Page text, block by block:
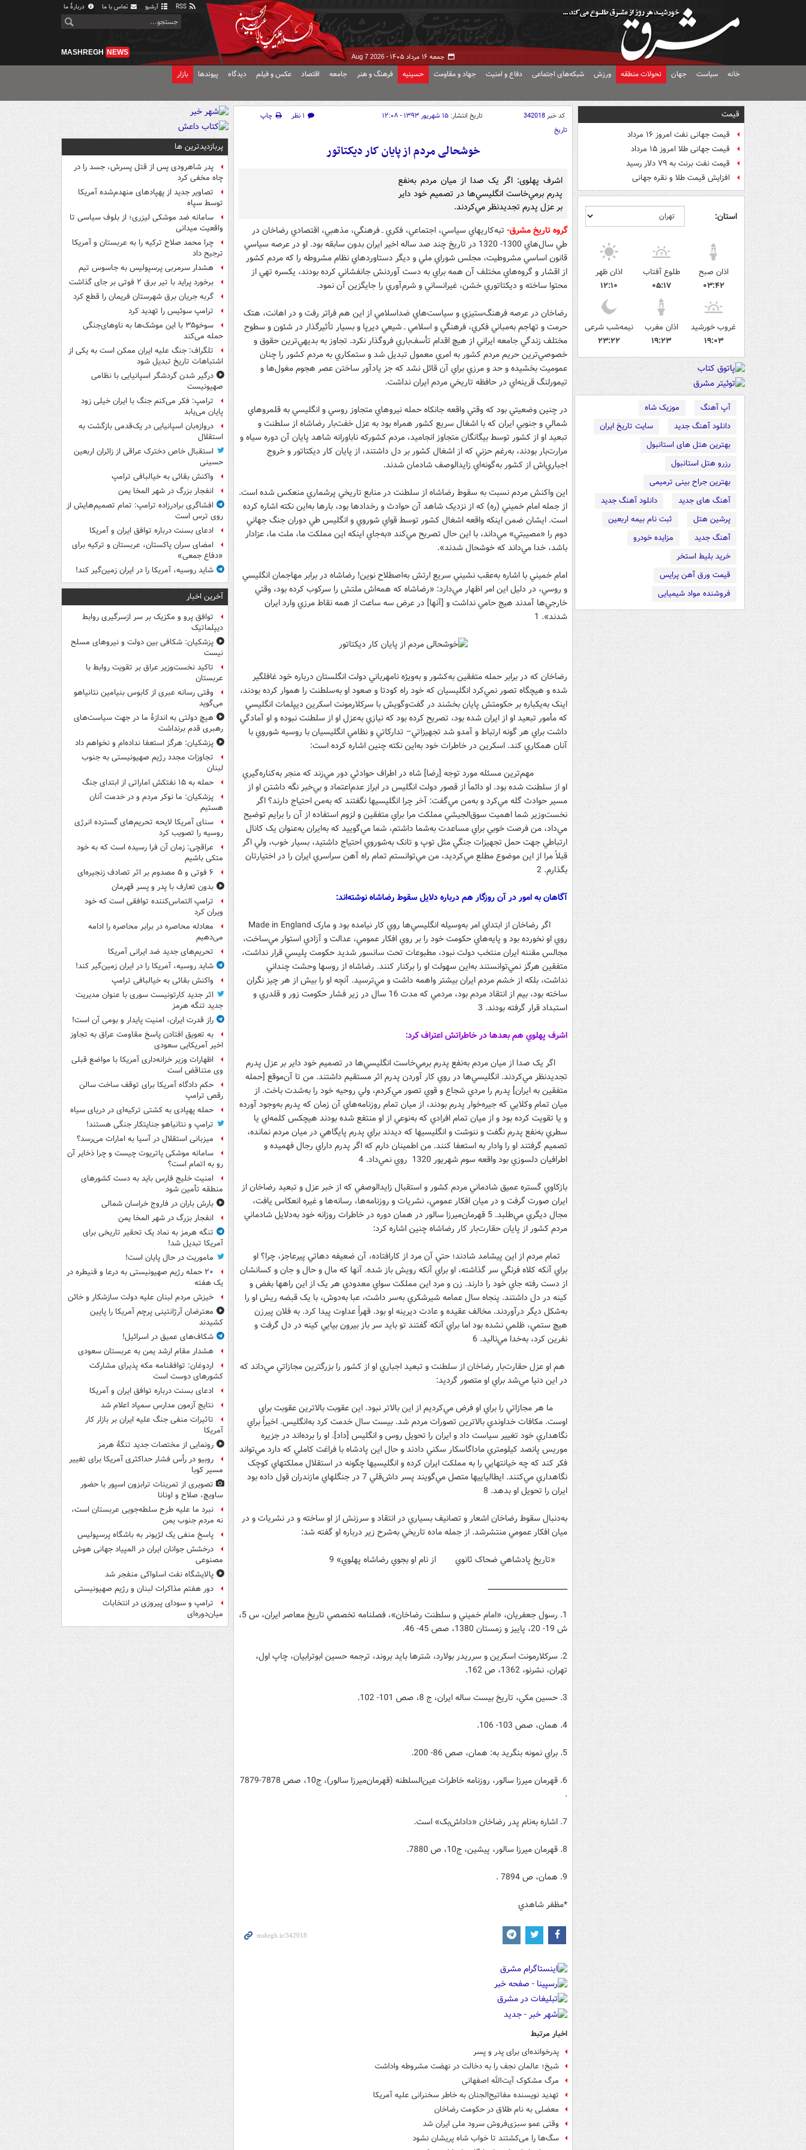
آرشیو تماس با ما دربارهٔ ما
جمعه ۱۶ مرداد ۱۴۰۵ - Aug 7 2026
MASHREGH NEWS
خانه سیاست جهان تحولات منطقه ورزش شبکه‌های اجتماعی دفاع و امنیت جهاد و مقاومت حسینیه فرهنگ و هنر جامعه اقتصاد عکس و فیلم دیدگاه پیوندها بازار
قیمت
قیمت جهانی نفت امروز ۱۶ مرداد
قیمت جهانی طلا امروز ۱۵ مرداد
قیمت نفت برنت به ۷۹ دلار رسید
افزایش قیمت طلا و نقره جهانی
استان:
اذان صبح
۰۳:۴۲
طلوع آفتاب
۰۵:۱۷
اذان ظهر
۱۲:۱۰
غروب خورشید
۱۹:۰۳
اذان مغرب
۱۹:۲۳
نیمه‌شب شرعی
۲۳:۲۲
آپ آهنگ
موزیک شاه
دانلود آهنگ جدید
سایت تاریخ ایران
بهترین هتل های استانبول
رزرو هتل استانبول
بهترین جراح بینی ترمیمی
آهنگ های جدید
دانلود آهنگ جدید
پرشین هتل
ثبت نام بیمه اربعین
آهنگ جدید
مزایده خودرو
خرید بلیط استخر
قیمت ورق آهن پرایس
فروشنده مواد شیمیایی
کد خبر342018 تاریخ انتشار: ۱۵ شهریور ۱۳۹۳ - ۱۲:۰۸ ۱ نظر
چاپ
تاریخ
خوشحالی مردم از پایان کار دیکتاتور
اشرف پهلوی: اگر يک صدا از ميان مردم به‌نفع
پدرم برمي‌خاست انگليسي‌ها در تصميم خود داير
بر عزل پدرم تجديدنظر مي‌کردند.
گروه تاریخ مشرق- تبه‌کاريهاي سياسي، اجتماعي، فکري ـ فرهنگي، مذهبي، اقتصادي رضاخان در
طي سال‌هاي 1300- 1320 در تاريخ چند صد ساله اخير ايران بدون‌ سابقه بود. او در عرصه سياسي
قانون اساسي مشروطيت، مجلس شوراي ملي و ديگر دستاوردهاي نظام مشروطه را که مردم کشور
از اقشار و گروه‌هاي مختلف آن‌ همه براي به‌ دست آوردنش جانفشاني کرده بودند، يکسره تهي از
محتوا ساخته و ديکتاتوري خشن، غيرانساني و شرم‌آوري را جايگزين آن نمود.
رضاخان در عرصه‌ فرهنگ‌ستيزي و سياست‌هاي ضداسلامي از اين هم فراتر رفت و در اهانت، هتک
حرمت و تهاجم به‌مباني فکري، فرهنگي و اسلامي ـ شيعي ديرپا و بسيار تأثيرگذار در شئون و سطوح
مختلف زندگي جامعه ايراني از هيچ اقدام تأسف‌باري فروگذار نکرد. تجاوز به‌ بديهي‌ترين حقوق و
خصوصي‌ترين حريم مردم کشور به‌ امري معمول تبديل شد و ستمکاري به‌ مردم کشور را چنان
عموميت بخشيده و حد و مرزي براي آن قائل نشد که جز يادآور ساختن عصر هجوم مغول‌ها و
تيمورلنگ قرينه‌اي در حافظه‌ تاريخي مردم ايران نداشت.
در چنين وضعيتي بود که وقتي واقعه جانکاه حمله نيروهاي متجاوز روسي و انگليسي به ‌قلمروهاي
شمالي و جنوبي ايران که با اشغال سريع کشور همراه بود به‌ عزل خفت‌بار رضاشاه از سلطنت و
تبعيد او از کشور توسط بيگانگان متجاوز انجاميد، مردم کشورکه ناباورانه شاهد پايان آن دوره سياه و
مرارت‌بار بودند، به‌رغم حزني که از اشغال کشور بر دل داشتند، از پايان کار ديکتاتور و خروج
اجباري‌اش از کشور به‌گونه‌اي زايدالوصف شادمان شدند.
اين واکنش مردم نسبت به‌ سقوط رضاشاه از سلطنت در منابع تاريخي پرشماري منعکس شده است.
از جمله امام خميني (ره) که از نزديک شاهد آن حوادث و رخدادها بود، بارها به‌اين نکته اشاره کرده
است. ايشان ضمن اينکه واقعه اشغال کشور توسط قواي شوروي و انگليس طي دوران جنگ جهاني
دوم را «مصيبتي» مي‌داند، با اين حال تصريح مي‌کند «به‌جاي اينکه اين مملکت ما، ملت ما، عزادار
باشد، خدا مي‌داند که خوشحال شدند».
امام خميني با اشاره به‌عقب نشيني سريع ارتش به‌اصطلاح نوين! رضاشاه در برابر مهاجمان انگليسي
و روسي، در دليل اين امر اظهار مي‌دارد: «رضاشاه که همه‌اش ملتش را سرکوب کرده بود، وقتي
خارجي‌ها آمدند هيج حامي نداشت و [آنها] در عرض سه ساعت از همه نقاط مرزي وارد ايران
شدند». 1
رضاخان که در برابر حمله‌ متفقين به‌کشور و به‌ويژه نامهرباني دولت انگلستان درباره خود غافلگير
شده و هيچگاه تصور نمي‌کرد انگليسيان که خود راه کودتا و صعود او به‌سلطنت را هموار کرده بودند،
اينک به‌يکباره بر حکومتش پايان بخشند در گفت‌وگويش با سرکلارمونت اسکرين ديپلمات انگليسي
که مأمور تبعيد او از ايران شده بود، تصريح کرده بود که نيازي به‌عزل او از سلطنت نبوده و او آمادگي
داشت براي هر گونه ارتباط و آمدو شد تجهيزاتي– تدارکاتي و نظامي انگليسيان با روسيه شوروي با
آنان همکاري کند. اسکرين در خاطرات خود به‌اين نکته چنين اشاره کرده است:
مهم‌ترين مسئله مورد توجه [رضا] شاه در اطراف حوادثي دور مي‌زند که منجر به‌کناره‌گيري
او از سلطنت شده بود. او دائماً از قصور دولت انگليس در ابراز عدم‌اعتماد و بي‌خبر نگه داشتن او از
مسير حوادث گله مي‌کرد و به‌من مي‌گفت: آخر چرا انگليسيها نگفتند که به‌من احتياج دارند؟ اگر
نخست‌وزير شما اهميت سوق‌الجيشي مملکت مرا براي متفقين و لزوم استفاده از آن‌ را برايم توضيح
مي‌داد، من فرصت خوبي براي مساعدت به‌شما داشتم، شما مي‌گوييد که به‌ايران به‌عنوان يک کانال
ارتباطي جهت حمل تجهيزات جنگي مثل توپ و تانک به‌شوروي احتياج داشتيد، بسيار خوب، ولي اگر
قبلاً مرا از اين موضوع مطلع مي‌کرديد، من مي‌توانستم تمام راه‌ آهن سراسري ايران را در اختيارتان
بگذارم. 2
آگاهان به امور در آن روزگار هم درباره دلايل سقوط رضاشاه نوشته‌اند:
اگر رضاخان از ابتداي امر به‌وسيله انگليسي‌ها روي کار نيامده بود و مارک Made in England
روي او نخورده بود و پايه‌هاي حکومت خود را بر روي افکار عمومي، عدالت و آزادي استوار مي‌ساخت،
مجالس مقننه ايران منتخب دولت نبود، مطبوعات تحت سانسور شديد حکومت پليسي قرار نداشت،
متفقين هرگز نمي‌توانستند به‌اين سهولت او را برکنار کنند. رضاشاه از روسها وحشت چنداني
نداشت، بلکه از خشم مردم ايران بيشتر واهمه داشت و مي‌ترسيد. آنچه او را بيش از هر چيز نگران
ساخته بود، بيم از انتقاد مردم بود، مردمي که مدت 16 سال در زير فشار حکومت زور و قلدري و
استبداد قرار گرفته بودند. 3
اشرف پهلوي هم بعدها در خاطراتش اعتراف کرد:
اگر يک صدا از ميان مردم به‌نفع پدرم برمي‌خاست انگليسي‌ها در تصميم خود داير بر عزل پدرم
تجديدنظر مي‌کردند. انگليسي‌ها در روي کار آوردن پدرم اثر مستقيم داشتند. من تا آن‌موقع [حمله
متفقين به ‌ايران] پدرم را مردي شجاع و قوي تصور مي‌کردم، ولي روحيه خود را به‌شدت باخت. از
ميان تمام وکلايي که جيره‌خوار پدرم بودند، از ميان تمام روزنامه‌هاي آن زمان که پدرم به‌وجود آورده
و يا تقويت کرده بود و از ميان تمام افرادي که به‌نوعي از او منتفع شده بودند هيچکس کلمه‌اي يا
سطري به‌نفع پدرم نگفت و ننوشت و انگليسيها که ديدند براي پدرم پايگاهي در ميان مردم نمانده،
تصميم گرفتند او را وادار به ‌استعفا کنند. من اطمينان دارم که اگر پدرم داراي رجال فهميده و
اطرافيان دلسوزي بود واقعه‌ سوم شهريور 1320 روي نمي‌داد. 4
بازکاوي گستره عميق شادماني مردم کشور و استقبال زايدالوصفي که از خبر عزل و تبعيد رضاخان از
ايران صورت گرفت و در ميان افکار عمومي، نشريات و روزنامه‌ها، رسانه‌ها و غيره انعکاس يافت،
مجال ديگري مي‌طلبد. 5 قهرمان‌ميرزا سالور در همان دوره در خاطرات روزانه خود به‌دلايل شادماني
مردم کشور از پايان حقارت‌بار کار رضاشاه چنين اشاره کرد:
تمام مردم از اين پيشامد شادند؛ حتي آن مرد از کارافتاده، آن ضعيفه دهاتي پيرعاجز، چرا؟ او
براي آنکه کلاه فرنگي سر گذاشته، او براي آنکه رويش باز شده. آنها که مال و حال و جان و کسانشان
از دست رفته جاي خود را دارند. زن و مرد اين مملکت سواي معدودي هر يک از اين راهها بغض و
کينه در دل داشتند. پنجاه سال عمامه شيرشکري به‌سر داشت، عبا به‌دوش، با يک قبضه ريش او را
به‌شکل ديگر درآوردند. مخالف عقيده و عادت ديرينه‌ او بود. قهراً عداوت پيدا کرد. به‌ فلان پيرزن
هيچ ستمي، ظلمي نشده بود اما براي آنکه گفتند تو بايد سر باز بيرون بيايي کينه در دل گرفت و
نفرين کرد، به‌خدا مي‌ناليد. 6
هم او عزل حقارت‌بار رضاخان از سلطنت و تبعيد اجباري او از کشور را بزرگترين مجازاتي مي‌داند که
در اين دنيا مي‌شد براي او متصور گرديد:
ما هر مجازاتي را براي او فرض مي‌کرديم از اين بالاتر نبود. اين عقوبت بالاترين عقوبت براي
اوست. مکافات خداوندي بالاترين تصورات مردم شد. بيست سال خدمت کرد به‌انگليس. اخيراً براي
نگاهداري خود تغيير سياست داد و ايران را تحويل روس و انگليس [داد]. او را برده‌اند در جزيره
موريس پانصد کيلومتري ماداگاسکار سکني دادند و حال اين پادشاه با فراغت کاملي که دارد مي‌تواند
فکر کند که چه خيانتهايي را به ‌مملکت ايران کرده و انگليسيها چگونه در استقلال مملکتهاي کوچک
نگاهداري مي‌کنند. ايطالياييها متصل مي‌گويند پسر داش‌قلي 7 در جنگلهاي مازندران قول داده بود
ايران را تحويل او بدهد. 8
به‌دنبال سقوط رضاخان اشعار و تصانيف بسياري در انتقاد و سرزنش از او ساخته و در نشريات و در
ميان افکار عمومي منتشرشد. از جمله ماده تاريخي به‌شرح زير درباره او گفته شد:
«تاريخ پادشاهي ضحاک ثانوي از نام او بجوي رضاشاه پهلوي» 9
ــــــــــــــــــــــــــــــــــــــــــــــــــــــــــــــــــ
1. رسول جعفريان، «امام خميني و سلطنت رضاخان»، فصلنامه تخصصي تاريخ معاصر ايران، س 5،
ش 19- 20، پاييز و زمستان 1380، صص 45- 46.
2. سرکلارمونت اسکرين و سرريدر بولارد، شترها بايد بروند، ترجمه حسين ابوترابيان، چاپ اول،
تهران، نشرنو، 1362، ص 162.
3. حسين مکي، تاريخ بيست ‌ساله ايران، ج 8، صص 101- 102.
4. همان، صص 103- 106.
5. براي نمونه بنگريد به: همان، صص 86- 200.
6. قهرمان‌ ميرزا سالور، روزنامه خاطرات عين‌السلطنه (قهرمان‌ميرزا سالور)، ج10، صص 7878-7879
.
7. اشاره به‌نام پدر رضاخان «داداش‌بک» است.
8. قهرمان ‌ميرزا سالور، پيشين، ج10، ص 7880.
9. همان، ص 7894 .
*مظفر شاهدي
اخبار مرتبط
پدرخوانده‌ای برای پدر و پسر
شیخ؛ عالمان نجف را به دخالت در نهضت مشروطه واداشت
مرگ مشکوک آیت‌الله اصفهانی
تهدید نویسنده مفاتیح‌الجنان به‌ خاطر سخنرانی علیه آمریکا
معضلی به نام طلاق در حکومت رضاخان
وقتی عمو سبزی‌فروش سرود ملی ایران شد
سگ‌ها را می‌کشتند تا خواب شاه پریشان نشود
پربازدیدترین ها
پدر شاهرودی پس از قتل پسرش، جسد را در
چاه مخفی کرد
تصاویر جدید از پهپادهای منهدم‌شده آمریکا
توسط سپاه
سامانه ضد موشکی لیزری؛ از بلوف سیاسی تا
واقعیت میدانی
چرا محمد صلاح ترکیه را به عربستان و آمریکا
ترجیح داد
هشدار سرمربی پرسپولیس به جاسوس تیم
برخورد پراید با تیر برق ۲ فوتی بر جای گذاشت
گربه جریان برق شهرستان فریمان را قطع کرد
ترامپ سوئیس را تهدید کرد
سوخو۳۵ با این موشک‌ها به ناوهای‌جنگی
حمله می‌کند
تلگراف: جنگ علیه ایران ممکن است به یکی از
اشتباهات تاریخ تبدیل شود
درگیر شدن گردشگر اسپانیایی با نظامی
صهیونیست
ترامپ: فکر می‌کنم جنگ با ایران خیلی زود
پایان می‌یابد
دروازه‌بان اسپانیایی در یک‌قدمی بازگشت به
استقلال
استقبال خاص دخترک عراقی از زائران اربعین
حسینی
واکنش بقائی به خیالبافی ترامپ
انفجار بزرگ در شهر المخا یمن
افشاگری برادرزاده ترامپ: تمام تصمیم‌هایش از
روی ترس است
ادعای بسنت درباره توافق ایران و آمریکا
امضای سران پاکستان، عربستان و ترکیه برای
«دفاع جمعی»
شاید روسیه، آمریکا را در ایران زمین‌گیر کند!
آخرین اخبار
توافق پرو و مکزیک بر سر ازسرگیری روابط
دیپلماتیک
پزشکیان: شکافی بین دولت و نیروهای مسلح
نیست
تاکید نخست‌وزیر عراق بر تقویت روابط با
عربستان
وقتی رسانه عبری از کابوس بنیامین نتانیاهو
می‌گوید
هیچ دولتی به اندازۀ ما در جهت سیاست‌های
رهبری قدم برنداشت
پزشکیان: هرگز استعفا نداده‌ام و نخواهم داد
تجاوزات مجدد رژیم صهیونیستی به جنوب
لبنان
حمله به ۱۵ نفتکش‌ اماراتی از ابتدای جنگ
پزشکیان: ما نوکر مردم و در خدمت آنان
هستیم
سنای آمریکا لایحه تحریم‌های گسترده انرژی
روسیه را تصویب کرد
عراقچی: زمان آن فرا رسیده است که به خود
متکی باشیم
۶ فوتی و ۵ مصدوم بر اثر تصادف زنجیره‌ای
بدون تعارف با پدر و پسر قهرمان
ترامپ التماس‌کننده توافقی است که خود
ویران کرد
معادله محاصره در برابر محاصره را ادامه
می‌دهیم
تحریم‌های جدید ضد ایرانی آمریکا
شاید روسیه، آمریکا را در ایران زمین‌گیر کند!
واکنش بقائی به خیالبافی ترامپ
اثر جدید کارتونیست سوری با عنوان مدیریت
جدید تنگه هرمز
راز قدرت ایران، امنیت پایدار و بومی آن است!
به تعویق افتادن پاسخ مقاومت عراق به تجاوز
اخیر آمریکایی سعودی
اظهارات وزیر خزانه‌داری آمریکا با مواضع قبلی
وی متناقض است
حکم دادگاه آمریکا برای توقف ساخت سالن
رقص ترامپ
حمله پهپادی به کشتی ترکیه‌ای در دریای سیاه
ترامپ و نتانیاهو جنایتکار جنگی هستند!
میزبانی استقلال در آسیا به امارات می‌رسد؟
سامانه موشکی پاتریوت چیست و چرا ذخایر آن
رو به اتمام است؟
امنیت خلیج فارس باید به دست کشورهای
منطقه تأمین شود
بارش باران در فاروج خراسان شمالی
انفجار بزرگ در شهر المخا یمن
تنگه هرمز به نماد یک تحقیر تاریخی برای
آمریکا تبدیل شد!
ماموریت در حال پایان است!
۲۰ حمله رژیم صهیونیستی به درعا و قنیطره در
یک هفته
خیزش مردم لبنان علیه دولت سازشکار و خائن
معترضان آرژانتینی پرچم آمریکا را پایین
کشیدند
شکاف‌های عمیق در اسرائیل!
هشدار مقام ارشد یمن به عربستان سعودی
اردوغان: توافقنامه مکه پذیرای مشارکت
کشورهای دوست است
ادعای بسنت درباره توافق ایران و آمریکا
نتایج آزمون مدارس سمپاد اعلام شد
تاثیرات منفی جنگ علیه ایران بر بازار کار
آمریکا
رونمایی از مختصات جدید تنگۀ هرمز
روبیو در رأس فشار حداکثری آمریکا برای تغییر
مسیر کوبا
تصویری از تمرینات ترابزون اسپور با حضور
ساویچ، صلاح و اونانا
نبرد ما علیه طرح سلطه‌جویی عربستان است،
نه مردم جنوب یمن
پاسخ منفی یک لژیونر به باشگاه پرسپولیس
درخشش جوانان ایران در المپیاد جهانی هوش
مصنوعی
پالایشگاه نفت اسلواکی منفجر شد
دور هفتم مذاکرات لبنان و رژیم صهیونیستی
ترامپ و سودای پیروزی در انتخابات
میان‌دوره‌ای